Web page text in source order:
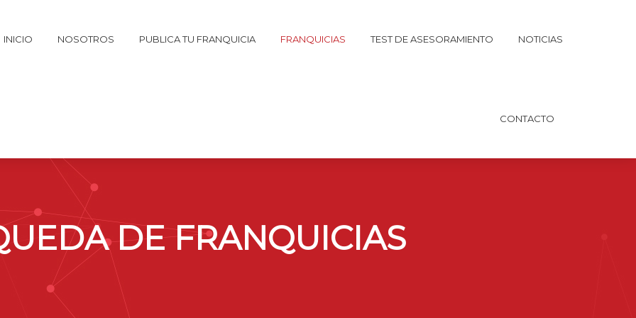
INICIO NOSOTROS PUBLICA TU FRANQUICIA FRANQUICIAS TEST DE ASESORAMIENTO NOTICIAS
CONTACTO
DE FRANQUICIAS